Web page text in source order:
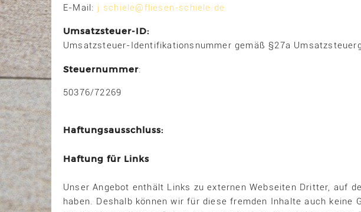
E-Mail: j.schiele@fliesen-schiele.de
Umsatzsteuer-ID:
Umsatzsteuer-Identifikationsnummer gemäß §27a
Steuernummer:
50376/72269
Haftungsausschluss:
Haftung für Links
Unser Angebot enthält Links zu externen Webseiten Dritter, auf
haben. Deshalb können wir für diese fremden Inhalte auch keine